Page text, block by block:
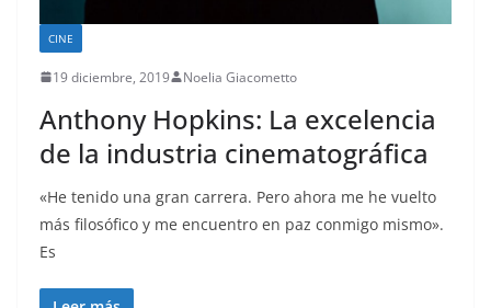
CINE
19 diciembre, 2019 Noelia Giacometto
Anthony Hopkins: La excelencia
de la industria cinematográfica
«He tenido una gran carrera. Pero ahora me he vuelto
más filosófico y me encuentro en paz conmigo mismo».
Es